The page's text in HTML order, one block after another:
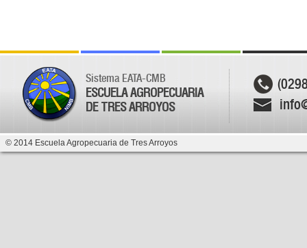
Sistema EATA-CMB
ESCUELA AGROPECUARIA
DE TRES ARROYOS
© 2014 Escuela Agropecuaria de Tres Arroyos